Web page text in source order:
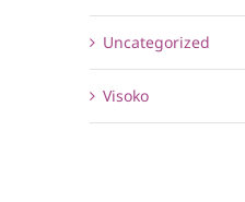
Uncategorized
Visoko